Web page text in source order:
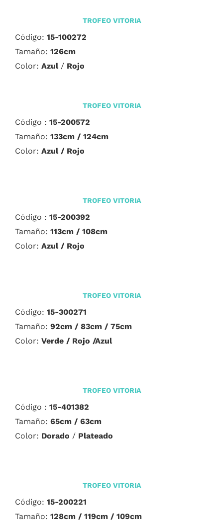
TROFEO VITORIA
Código: 15-100272
Tamaño: 126cm
Color: Azul / Rojo
TROFEO VITORIA
Código : 15-200572
Tamaño: 133cm / 124cm
Color: Azul / Rojo
TROFEO VITORIA
Código : 15-200392
Tamaño: 113cm / 108cm
Color: Azul / Rojo
TROFEO VITORIA
Código: 15-300271
Tamaño: 92cm / 83cm / 75cm
Color: Verde / Rojo /Azul
TROFEO VITORIA
Código : 15-401382
Tamaño: 65cm / 63cm
Color: Dorado / Plateado
TROFEO VITORIA
Código: 15-200221
Tamaño: 128cm / 119cm / 109cm